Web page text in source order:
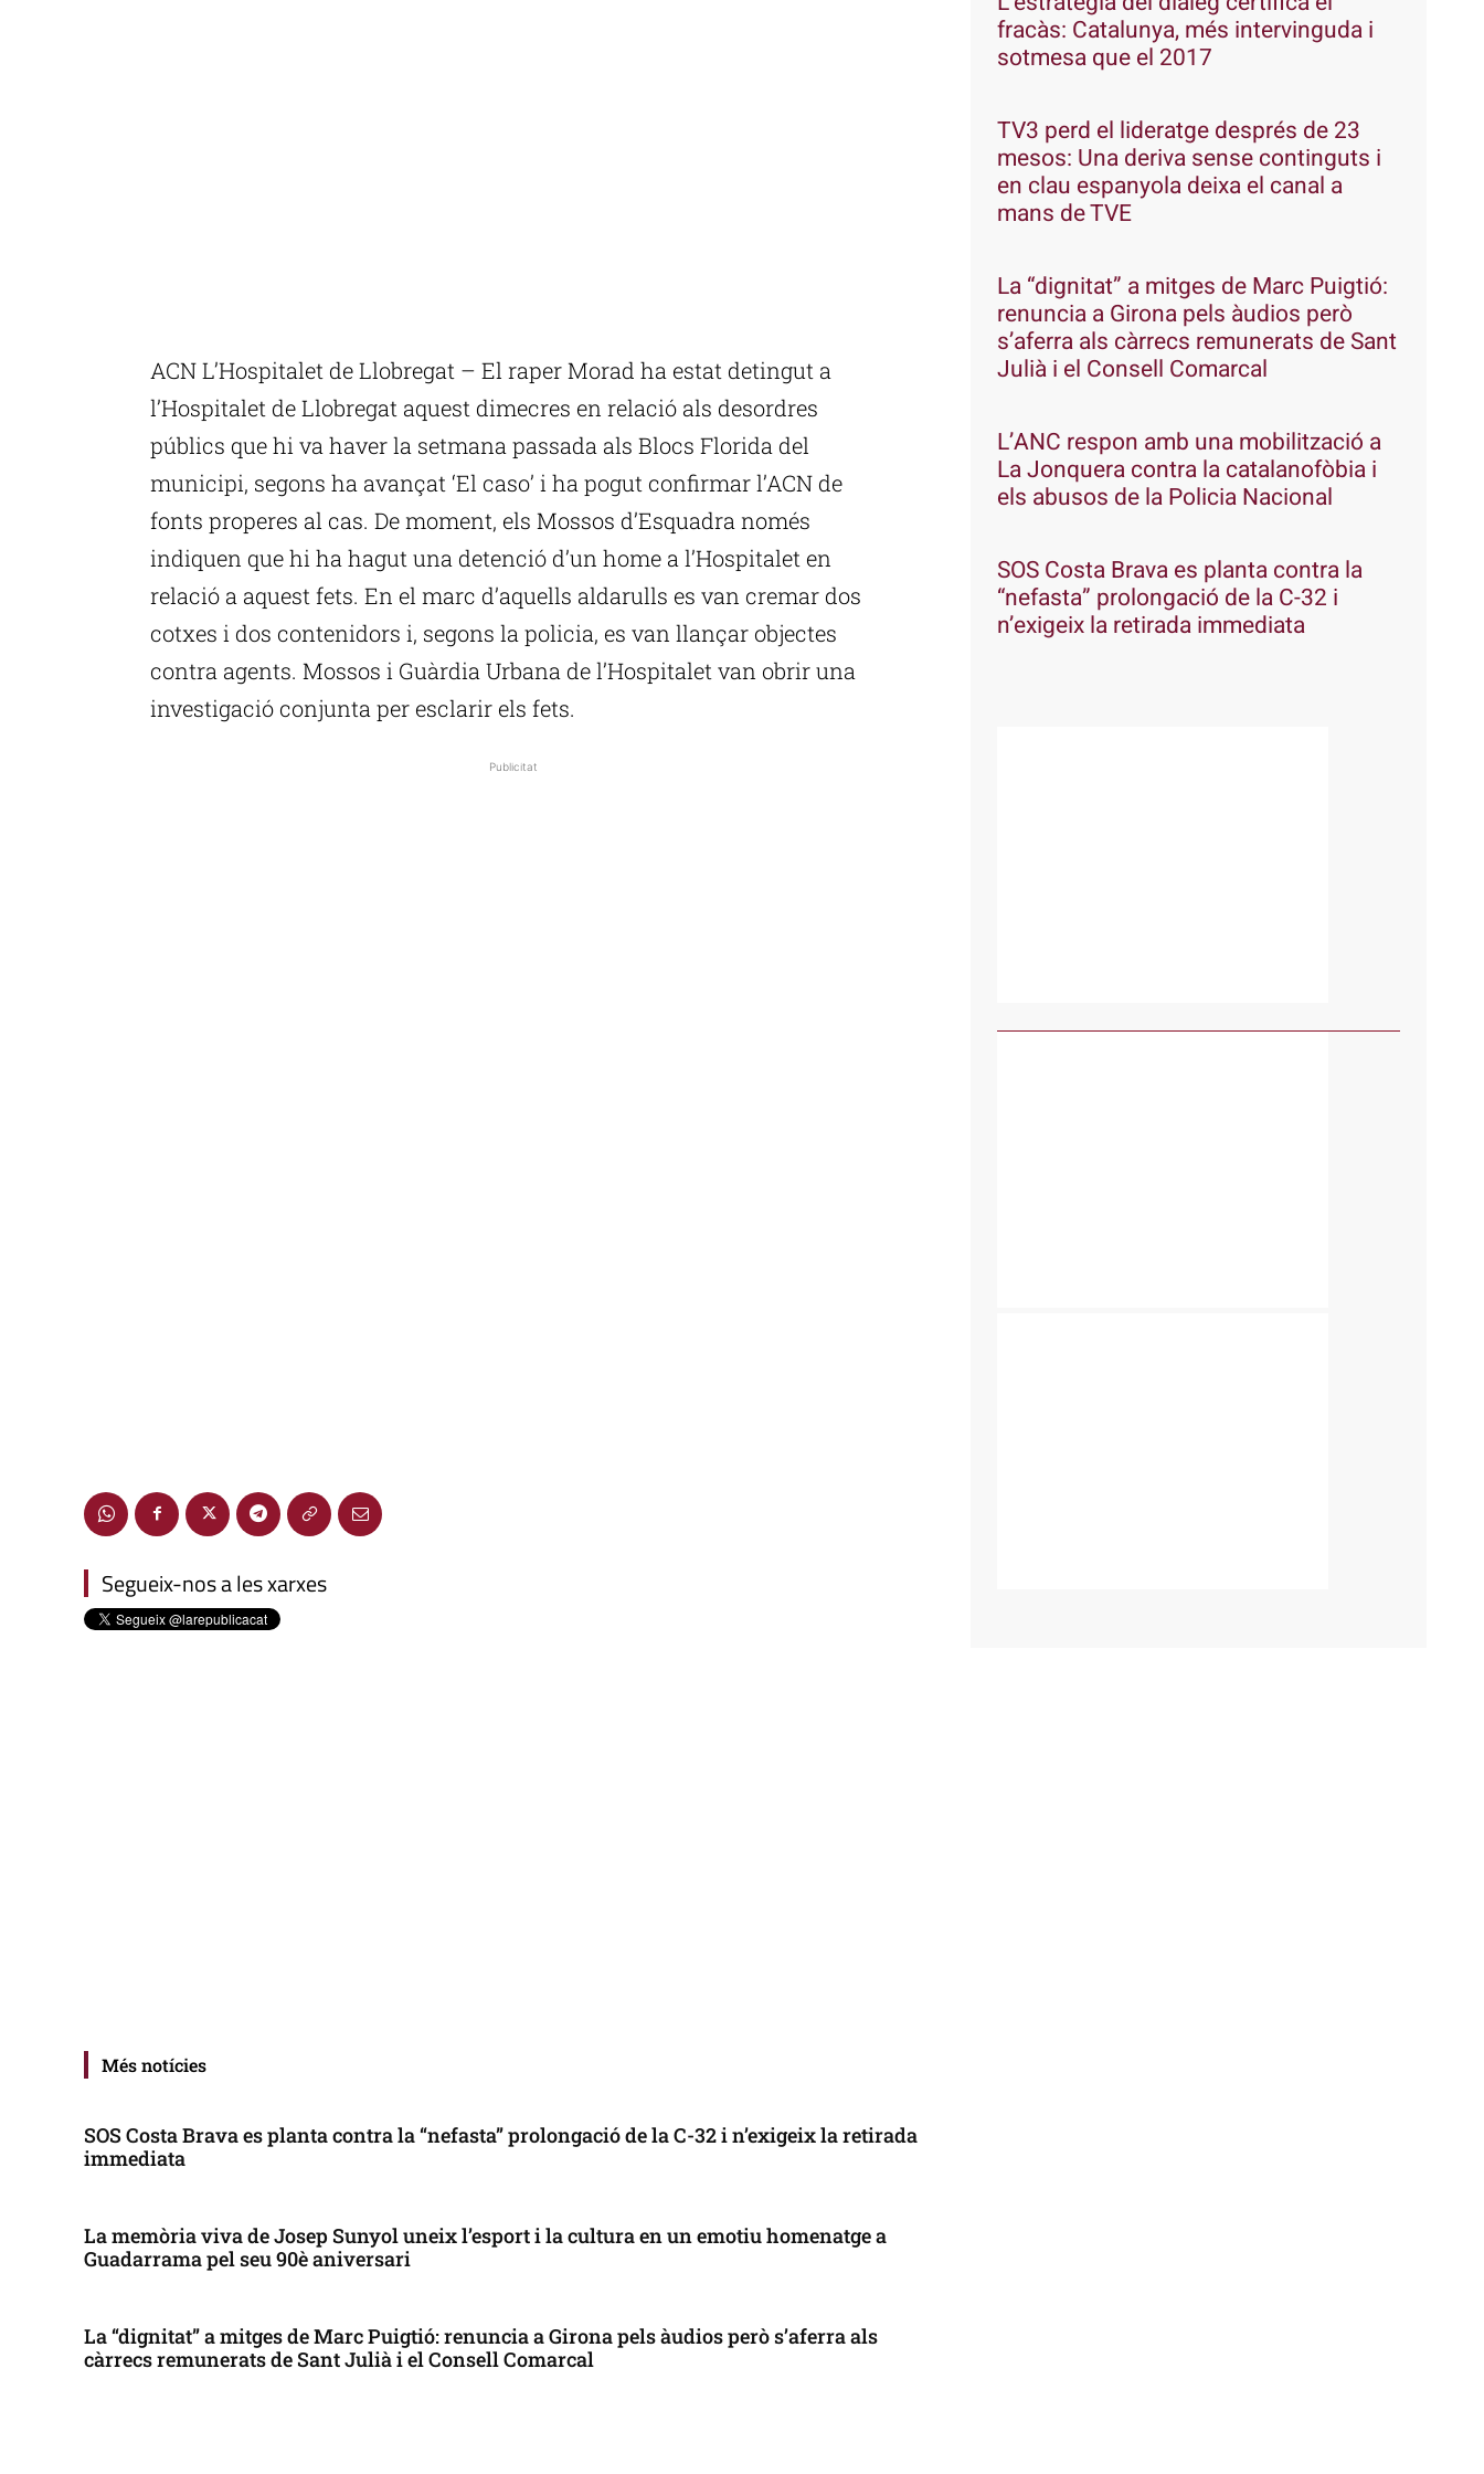
ACN L’Hospitalet de Llobregat – El raper Morad ha estat detingut a
l’Hospitalet de Llobregat aquest dimecres en relació als desordres
públics que hi va haver la setmana passada als Blocs Florida del
municipi, segons ha avançat ‘El caso’ i ha pogut confirmar l’ACN de
fonts properes al cas. De moment, els Mossos d’Esquadra només
indiquen que hi ha hagut una detenció d’un home a l’Hospitalet en
relació a aquest fets. En el marc d’aquells aldarulls es van cremar dos
cotxes i dos contenidors i, segons la policia, es van llançar objectes
contra agents. Mossos i Guàrdia Urbana de l’Hospitalet van obrir una
investigació conjunta per esclarir els fets.
Publicitat
Segueix-nos a les xarxes
Més notícies
SOS Costa Brava es planta contra la “nefasta” prolongació de la C-32 i n’exigeix la retirada
immediata
La memòria viva de Josep Sunyol uneix l’esport i la cultura en un emotiu homenatge a
Guadarrama pel seu 90è aniversari
La “dignitat” a mitges de Marc Puigtió: renuncia a Girona pels àudios però s’aferra als
càrrecs remunerats de Sant Julià i el Consell Comarcal
fracàs: Catalunya, més intervinguda i
sotmesa que el 2017
TV3 perd el lideratge després de 23
mesos: Una deriva sense continguts i
en clau espanyola deixa el canal a
mans de TVE
La “dignitat” a mitges de Marc Puigtió:
renuncia a Girona pels àudios però
s’aferra als càrrecs remunerats de Sant
Julià i el Consell Comarcal
L’ANC respon amb una mobilització a
La Jonquera contra la catalanofòbia i
els abusos de la Policia Nacional
SOS Costa Brava es planta contra la
“nefasta” prolongació de la C-32 i
n’exigeix la retirada immediata